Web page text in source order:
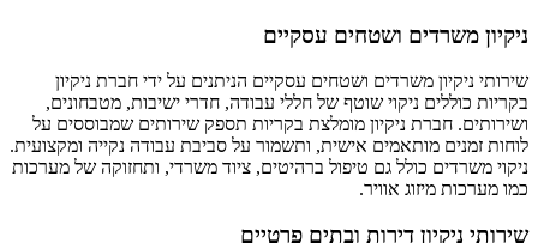
ניקיון משרדים ושטחים עסקיים
שירותי ניקיון משרדים ושטחים עסקיים הניתנים על ידי חברת ניקיון
בקריות כוללים ניקוי שוטף של חללי עבודה, חדרי ישיבות, מטבחונים,
ושירותים. חברת ניקיון מומלצת בקריות תספק שירותים שמבוססים על
לוחות זמנים מותאמים אישית, ותשמור על סביבת עבודה נקייה ומקצועית.
ניקוי משרדים כולל גם טיפול ברהיטים, ציוד משרדי, ותחזוקה של מערכות
כמו מערכות מיזוג אוויר.
שירותי ניקיון דירות ובתים פרטיים